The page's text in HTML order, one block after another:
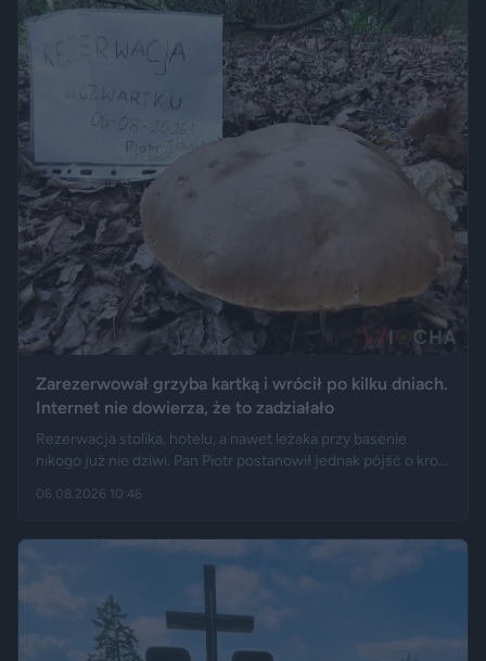
Zarezerwował grzyba kartką i wrócił po kilku dniach.
Internet nie dowierza, że to zadziałało
Rezerwacja stolika, hotelu, a nawet leżaka przy basenie
nikogo już nie dziwi. Pan Piotr postanowił jednak pójść o krok
„Fakt”, po kilku dniach wrócił w to samo miejsce i odkrył, że
06.08.2026 10:46